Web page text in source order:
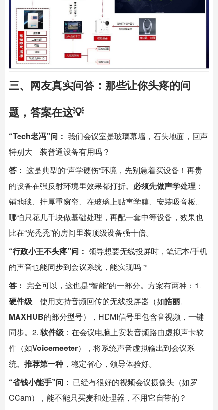
三、网友真实问答：那些让你头疼的问
题，答案在这💡
“Tech老冯”问： 我们会议室是玻璃幕墙，石头地面，回声
特别大，装普通设备有用吗？
答： 这是典型的“声学硬伤”环境，先别急着买设备！再贵
的设备在强反射环境里效果都打折。 必须先做声学处理 ：
铺地毯、挂厚重窗帘、在玻璃上贴声学膜、安装吸音板。
哪怕只花几千块做基础处理，再配一套中等设备，效果也
比在“光秃秃”的房间里装顶级设备强十倍。
“行政小王不头疼”问： 领导想要无线投屏时，笔记本/手机
的声音也能同步到会议系统，能实现吗？
答： 完全可以，这也是“智能”的一部分。方案有两种：1.
硬件级 ：使用支持音频回传的无线投屏器（如皓丽、
MAXHUB的部分型号），HDMI信号里包含音视频，一键
同步。2. 软件级 ：在会议电脑上安装音频路由虚拟声卡软
件（如Voicemeeter），将系统声音虚拟输出到会议系
统。 推荐第一种 ，稳定省心，领导体验好。
“省钱小能手”问： 已经有很好的视频会议摄像头（如罗
CCam），能不能只买麦和处理器，不用它自带的？